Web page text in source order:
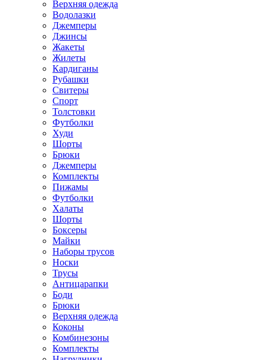
Верхняя одежда
Водолазки
Джемперы
Джинсы
Жакеты
Жилеты
Кардиганы
Рубашки
Свитеры
Спорт
Толстовки
Футболки
Худи
Шорты
Брюки
Джемперы
Комплекты
Пижамы
Футболки
Халаты
Шорты
Боксеры
Майки
Наборы трусов
Носки
Трусы
Антицарапки
Боди
Брюки
Верхняя одежда
Коконы
Комбинезоны
Комплекты